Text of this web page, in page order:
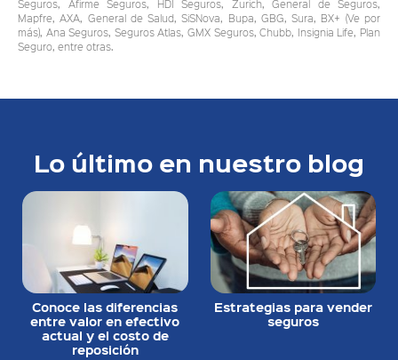
Seguros, Afirme Seguros, HDI Seguros, Zurich, General de Seguros,
Mapfre, AXA, General de Salud, SiSNova, Bupa, GBG, Sura, BX+ (Ve por
más), Ana Seguros, Seguros Atlas, GMX Seguros, Chubb, Insignia Life, Plan
Seguro, entre otras.
Lo último en nuestro blog
Conoce las diferencias
entre valor en efectivo
actual y el costo de
reposición
Estrategias para vender
seguros